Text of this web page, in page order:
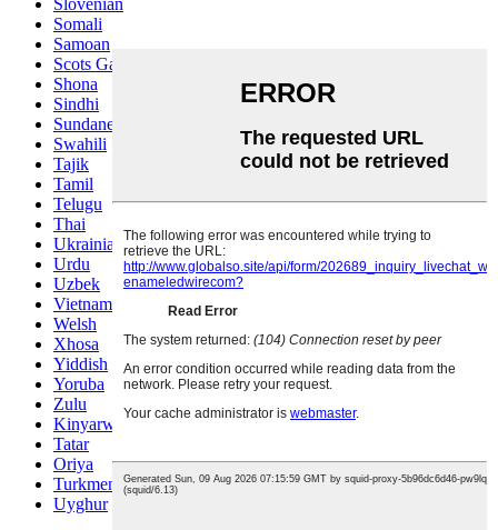
Slovenian
Somali
Samoan
Scots Gaelic
Shona
Sindhi
Sundanese
Swahili
Tajik
Tamil
Telugu
Thai
Ukrainian
Urdu
Uzbek
Vietnamese
Welsh
Xhosa
Yiddish
Yoruba
Zulu
Kinyarwanda
Tatar
Oriya
Turkmen
Uyghur